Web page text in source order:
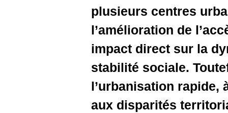
plusieurs
impact
stabilité
aux